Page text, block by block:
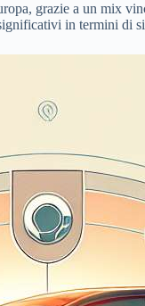
grazie a un mix
in termini di